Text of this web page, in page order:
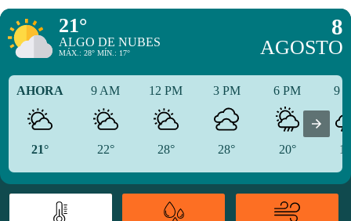
21°
ALGO DE NUBES
MÁX.: 28° MÍN.: 17°
8
AGOSTO
AHORA
21°
9 AM
22°
12 PM
28°
3 PM
28°
6 PM
20°
9